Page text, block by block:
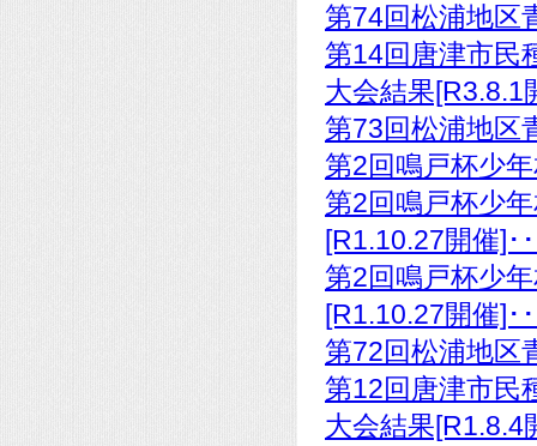
第74回松浦地
第14回唐津市民
大会結果
第73回松浦地
第2回鳴戸杯少
第2回鳴戸杯少
[R1.10.27開催]
第2回鳴戸杯少
[R1.10.27開催]
第72回松浦地
第12回唐津市民
大会結果